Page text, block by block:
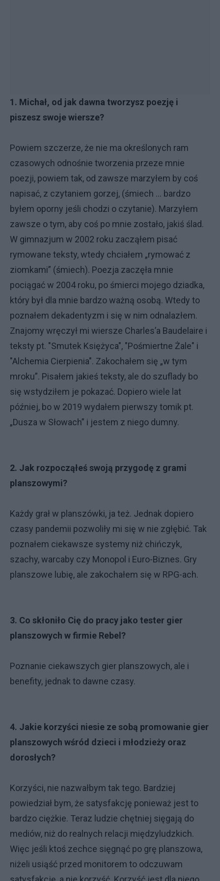
1. Michał, od jak dawna tworzysz poezję i
piszesz swoje wiersze?
Powiem szczerze, że nie ma określonych ram
czasowych odnośnie tworzenia przeze mnie
poezji, powiem tak, od zawsze marzyłem by coś
napisać, z czytaniem gorzej, (śmiech ... bardzo
byłem oporny jeśli chodzi o czytanie). Marzyłem
zawsze o tym, aby coś po mnie zostało, jakiś ślad.
W gimnazjum w 2002 roku zacząłem pisać
rymowane teksty, wtedy chciałem „rymować z
ziomkami” (śmiech). Poezja zaczęła mnie
pociągać w 2004 roku, po śmierci mojego dziadka,
który był dla mnie bardzo ważną osobą. Wtedy to
poznałem dekadentyzm i się w nim odnalazłem.
Znajomy wręczył mi wiersze Charles’a Baudelaire i
teksty pt. "Smutek Księżyca", "Pośmiertne Żale" i
"Alchemia Cierpienia". Zakochałem się „w tym
mroku”. Pisałem jakieś teksty, ale do szuflady bo
się wstydziłem je pokazać. Dopiero wiele lat
później, bo w 2019 wydałem pierwszy tomik pt.
„Dusza w Słowach” i jestem z niego dumny.
2. Jak rozpocząłeś swoją przygodę z grami
planszowymi?
Każdy grał w planszówki, ja też. Jednak dopiero
czasy pandemii pozwoliły mi się w nie zgłębić. Tak
poznałem ciekawsze systemy niż chińczyk,
szachy, warcaby czy Monopol i Euro-Biznes. Gry
planszowe lubię, ale zakochałem się w RPG-ach.
3. Co skłoniło Cię do pracy jako tester gier
planszowych w firmie Rebel?
Poznanie ciekawszych gier planszowych, ale i
benefity, jednak to dawne czasy.
4. Jakie korzyści niesie ze sobą promowanie gier
planszowych wśród dzieci i młodzieży oraz
dorosłych?
Korzyści, nie nazwałbym tak tego. Bardziej
powiedział bym, że satysfakcję ponieważ jest to
bardzo ciężkie. Teraz ludzie chętniej sięgają do
mediów, niż do realnych relacji międzyludzkich.
Więc jeśli ktoś zechce sięgnąć po grę planszowa,
niżeli usiąść przed monitorem to odczuwam